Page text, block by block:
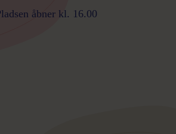
åbner kl. 16.00